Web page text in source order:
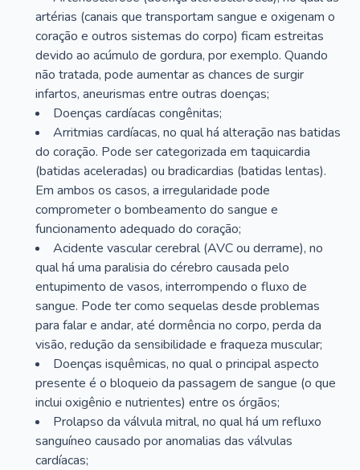
artérias (canais que transportam sangue e oxigenam o
coração e outros sistemas do corpo) ficam estreitas
devido ao acúmulo de gordura, por exemplo. Quando
não tratada, pode aumentar as chances de surgir
infartos, aneurismas entre outras doenças;
Doenças cardíacas congênitas;
Arritmias cardíacas, no qual há alteração nas batidas
do coração. Pode ser categorizada em taquicardia
(batidas aceleradas) ou bradicardias (batidas lentas).
Em ambos os casos, a irregularidade pode
comprometer o bombeamento do sangue e
funcionamento adequado do coração;
Acidente vascular cerebral (AVC ou derrame), no
qual há uma paralisia do cérebro causada pelo
entupimento de vasos, interrompendo o fluxo de
sangue. Pode ter como sequelas desde problemas
para falar e andar, até dormência no corpo, perda da
visão, redução da sensibilidade e fraqueza muscular;
Doenças isquêmicas, no qual o principal aspecto
presente é o bloqueio da passagem de sangue (o que
inclui oxigênio e nutrientes) entre os órgãos;
Prolapso da válvula mitral, no qual há um refluxo
sanguíneo causado por anomalias das válvulas
cardíacas;